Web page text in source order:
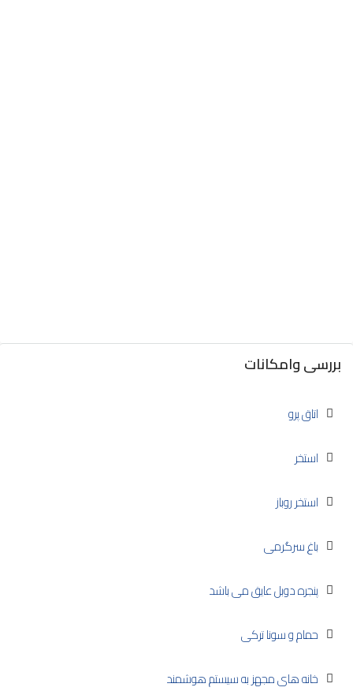
بررسی وامکانات
اتاق پرو
استخر
استخر روباز
باغ سرگرمی
پنجره دوبل عایق می باشد
حمام و سونا ترکی
خانه های مجهز به سیستم هوشمند